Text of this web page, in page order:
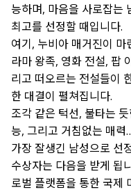
능하며, 마음을 사로잡는
최고를 선정할 때입니다.
여기, 누비아 매거진이
라마 왕족, 영화 전설, 팝
리고 떠오르는 전설들이
한 대결이 펼쳐집니다.
조각 같은 턱선, 불타는
능, 그리고 거침없는 매
가장 잘생긴 남성으로 선
수상자는 다음을 받게 됩
로벌 플랫폼을 통한 국제